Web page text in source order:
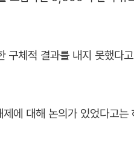
구체적 결과를 내지 못했다
에 대해 논의가 있었다고